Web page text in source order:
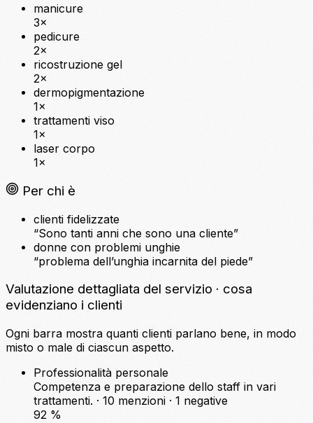
manicure
3×
pedicure
2×
ricostruzione gel
2×
dermopigmentazione
1×
trattamenti viso
1×
laser corpo
1×
Per chi è
clienti fidelizzate
“Sono tanti anni che sono una cliente”
donne con problemi unghie
“problema dell’unghia incarnita del piede”
Valutazione dettagliata del servizio · cosa
evidenziano i clienti
Ogni barra mostra quanti clienti parlano bene, in modo
misto o male di ciascun aspetto.
Professionalità personale
Competenza e preparazione dello staff in vari
trattamenti. · 10 menzioni · 1 negative
92 %